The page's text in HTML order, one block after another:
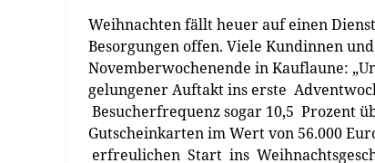
Weihnachten fällt heuer auf einen
Besorgungen offen. Viele Kundinnen
Novemberwochenende in Kauflaune:
gelungener Auftakt ins erste
Besucherfrequenz sogar 10,5 Prozent
Gutscheinkarten im Wert von 56.000
erfreulichen Start ins